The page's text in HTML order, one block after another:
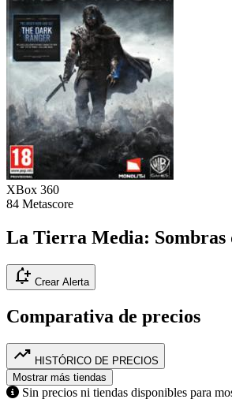
XBox 360
84 Metascore
La Tierra Media:
notification_add Crear Alerta
Comparativa de precios
trending_up HISTÓRICO DE PRECIOS
Mostrar más tiendas
Sin precios ni tiendas disponibles para